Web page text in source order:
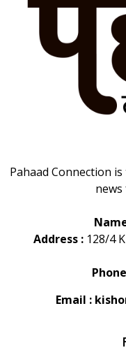
Pahaad Connection
news
Address : 128/4
Email :